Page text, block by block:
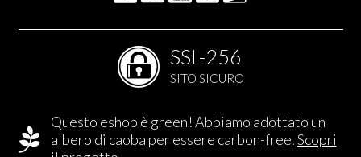
SSL-256
SITO SICURO
Questo eshop è green! Abbiamo adottato un
albero di caoba per essere carbon-free.Scopri